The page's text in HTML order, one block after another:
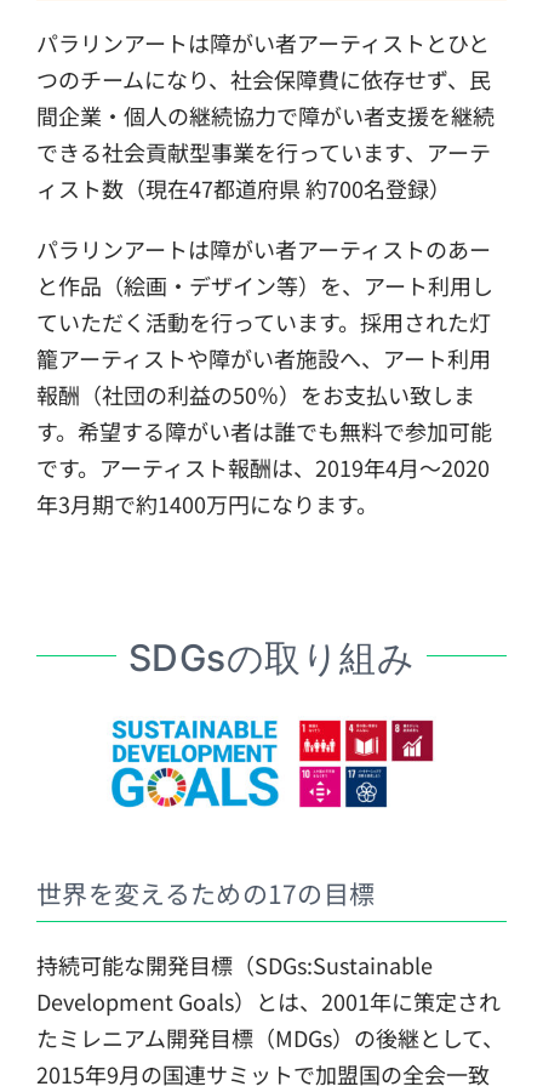
パラリンアートは障がい者アーティストとひと
つのチームになり、社会保障費に依存せず、民
間企業・個人の継続協力で障がい者支援を継続
できる社会貢献型事業を行っています、アーテ
ィスト数（現在47都道府県 約700名登録）
パラリンアートは障がい者アーティストのあー
と作品（絵画・デザイン等）を、アート利用し
ていただく活動を行っています。採用された灯
籠アーティストや障がい者施設へ、アート利用
報酬（社団の利益の50％）をお支払い致しま
す。希望する障がい者は誰でも無料で参加可能
です。アーティスト報酬は、2019年4月〜2020
年3月期で約1400万円になります。
SDGsの取り組み
世界を変えるための17の目標
持続可能な開発目標（SDGs:Sustainable
Development Goals）とは、2001年に策定され
たミレニアム開発目標（MDGs）の後継として、
2015年9月の国連サミットで加盟国の全会一致